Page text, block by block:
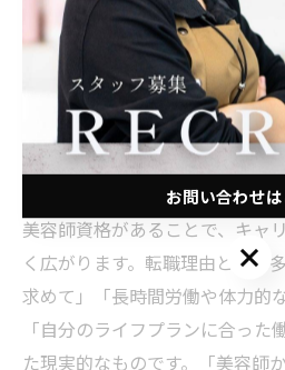
を徹底し、転職先の業界研究や
に行うことです。また、転職エ
などのサポートを活用すること
場を見つけやすくなります。
美容師資格が導くキャリア形
美容師資格があることで、キャ
く広がります。転職理由として
求めて」「長時間労働や体力的
「自分のライフプランに合った
た現実的なものです。「美容師
お問い合わせは
お問い合わせ